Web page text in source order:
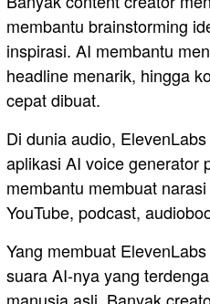
membantu brainstorming
inspirasi. AI membantu
headline menarik, hingga
cepat dibuat.
Di dunia audio,
aplikasi AI voice generator
membantu membuat
YouTube, podcast,
Yang membuat
suara AI-nya yang